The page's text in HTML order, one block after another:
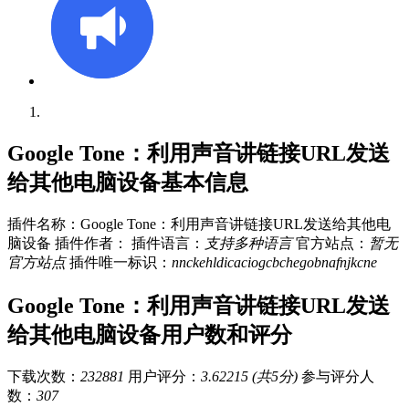
Google Tone：利用声音讲链接URL发送
给其他电脑设备基本信息
插件名称：Google Tone：利用声音讲链接URL发送给其他电
脑设备 插件作者： 插件语言： 支持多种语言 官方站点： 暂无
官方站点 插件唯一标识： nnckehldicaciogcbchegobnafnjkcne
Google Tone：利用声音讲链接URL发送
给其他电脑设备用户数和评分
下载次数： 232881 用户评分： 3.62215 (共5分) 参与评分人
数： 307